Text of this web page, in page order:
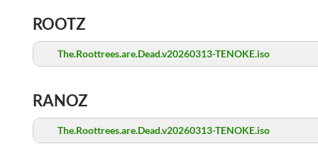
ROOTZ
The.Roottrees.are.Dead.v20260313-TENOKE.iso
RANOZ
The.Roottrees.are.Dead.v20260313-TENOKE.iso